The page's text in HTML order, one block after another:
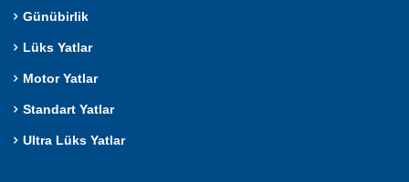
Günübirlik
Lüks Yatlar
Motor Yatlar
Standart Yatlar
Ultra Lüks Yatlar